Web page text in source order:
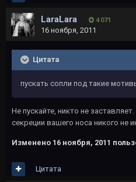
LaraLara 4 071
16 ноября, 2011
Цитата
пускать сопли под такие
Не пускайте, никто не
секреции вашего носа никого не
Изменено 16 ноября, 2011
Цитата